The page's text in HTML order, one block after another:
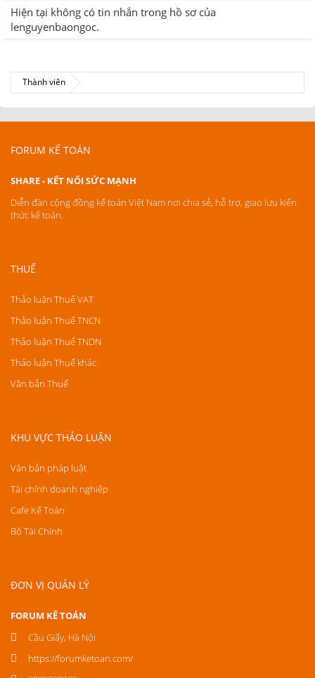
Hiện tại không có tin nhắn trong hồ sơ của
lenguyenbaongoc.
Thành viên
FORUM KẾ TOÁN
SHARE - KẾT NỐI SỨC MẠNH
Diễn đàn cộng đồng kế toán Việt Nam nơi chia sẻ, hỗ trợ, giao lưu kiến
thức kế toán.
THUẾ
Thảo luận Thuế VAT
Thảo luận Thuế TNCN
Thảo luận Thuế TNDN
Thảo luận Thuế khác
Văn bản Thuế
KHU VỰC THẢO LUẬN
Văn bản pháp luật
Tài chính doanh nghiệp
Cafe Kế Toán
Bộ Tài Chính
ĐƠN VỊ QUẢN LÝ
FORUM KẾ TOÁN
Cầu Giấy, Hà Nội
https://forumketoan.com/